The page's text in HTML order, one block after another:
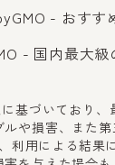
- おすす
- 国内最大級
基づいており
や損害、また
用による結果